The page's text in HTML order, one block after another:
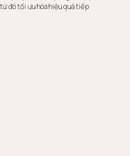
đó tối ưu hóa hiệu quả tiếp